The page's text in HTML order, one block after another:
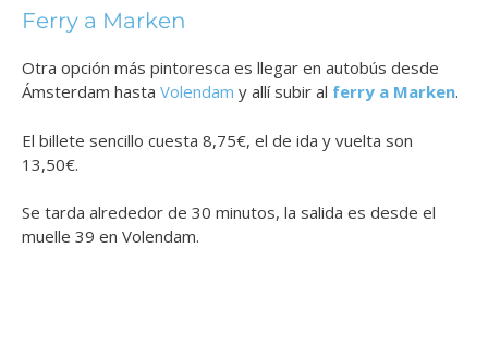
Ferry a Marken
Otra opción más pintoresca es llegar en autobús desde
Ámsterdam hasta Volendam y allí subir al ferry a Marken.
El billete sencillo cuesta 8,75€, el de ida y vuelta son
13,50€.
Se tarda alrededor de 30 minutos, la salida es desde el
muelle 39 en Volendam.